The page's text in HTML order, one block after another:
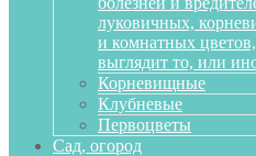
луковичных,
и комнатных
выглядит то, или
Корневищные
Клубневые
Первоцветы
Сад, огород